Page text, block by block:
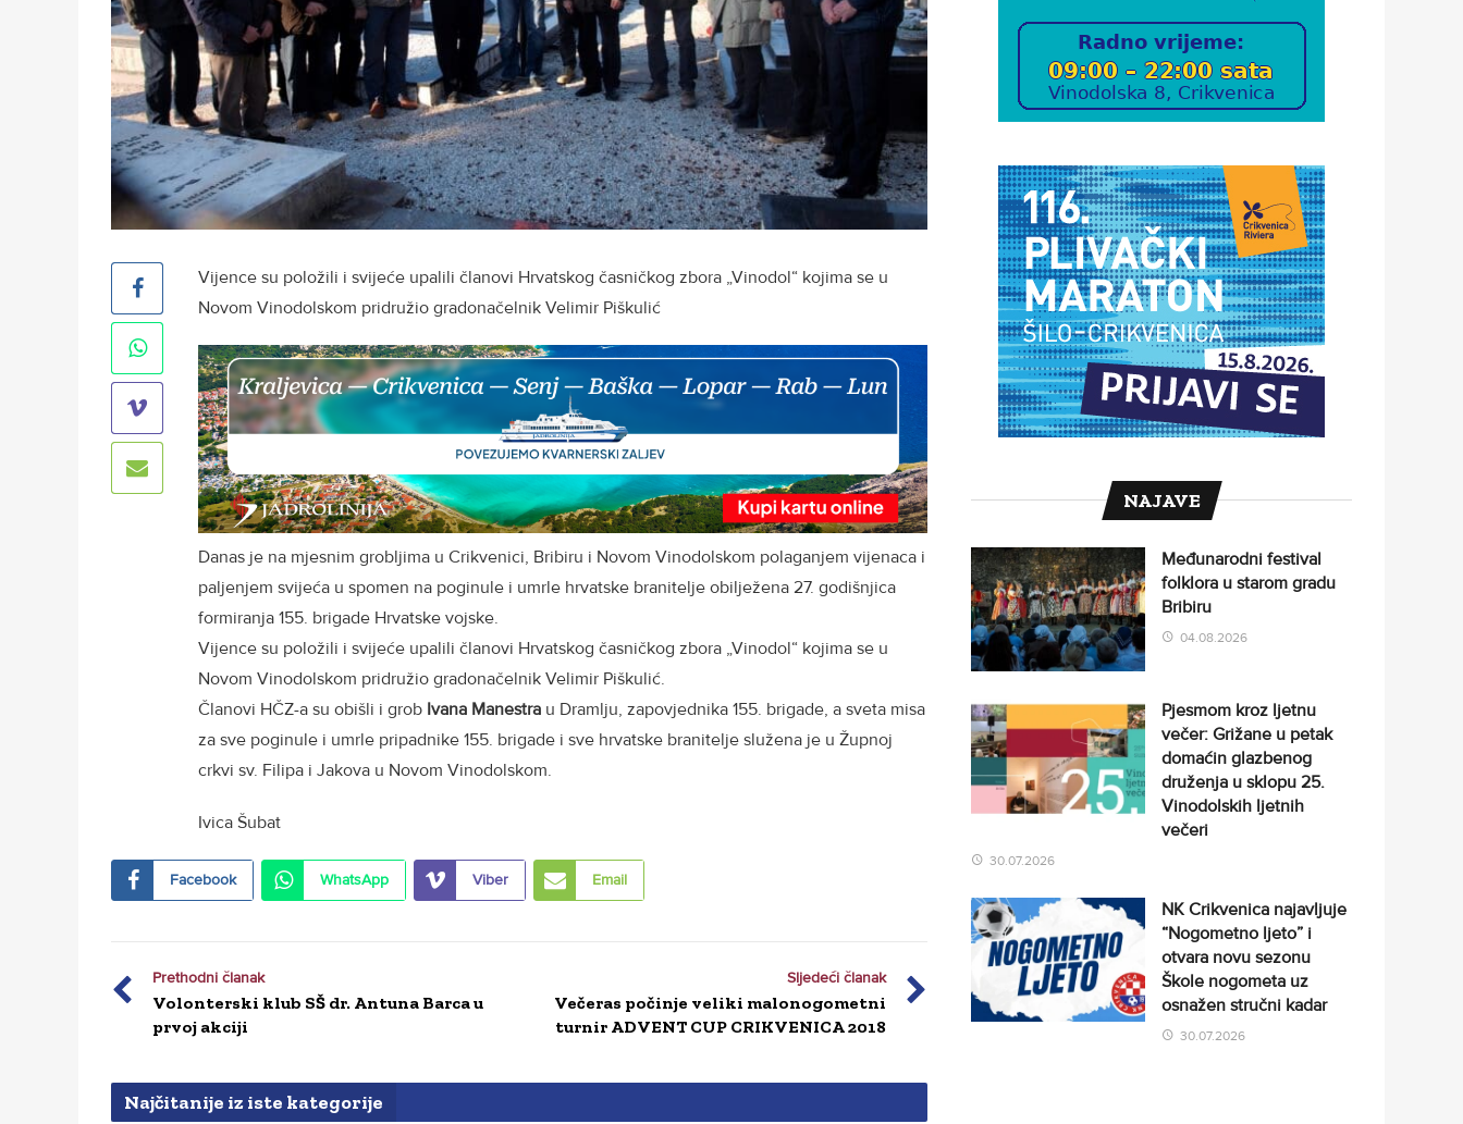
Vijence su položili i svijeće upalili članovi Hrvatskog časničkog zbora „Vinodol“ kojima se u
Novom Vinodolskom pridružio gradonačelnik Velimir Piškulić
Danas je na mjesnim grobljima u Crikvenici, Bribiru i Novom Vinodolskom polaganjem vijenaca i
paljenjem svijeća u spomen na poginule i umrle hrvatske branitelje obilježena 27. godišnjica
formiranja 155. brigade Hrvatske vojske.
Vijence su položili i svijeće upalili članovi Hrvatskog časničkog zbora „Vinodol“ kojima se u
Novom Vinodolskom pridružio gradonačelnik Velimir Piškulić.
Članovi HČZ-a su obišli i grob Ivana Manestra u Dramlju, zapovjednika 155. brigade, a sveta misa
za sve poginule i umrle pripadnike 155. brigade i sve hrvatske branitelje služena je u Župnoj
crkvi sv. Filipa i Jakova u Novom Vinodolskom.
Ivica Šubat
Facebook WhatsApp Viber Email
Prethodni članak
Volonterski klub SŠ dr. Antuna Barca u
prvoj akciji
Sljedeći članak
Večeras počinje veliki malonogometni
turnir ADVENT CUP CRIKVENICA 2018
Najčitanije iz iste kategorije
NAJAVE
Međunarodni festival
folklora u starom gradu
Bribiru
04.08.2026
Pjesmom kroz ljetnu
večer: Grižane u petak
domaćin glazbenog
druženja u sklopu 25.
Vinodolskih ljetnih
večeri
30.07.2026
NK Crikvenica najavljuje
“Nogometno ljeto” i
otvara novu sezonu
Škole nogometa uz
osnažen stručni kadar
30.07.2026